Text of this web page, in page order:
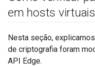
em hosts virtuais
Nesta seção,
de criptografia foram
API Edge.